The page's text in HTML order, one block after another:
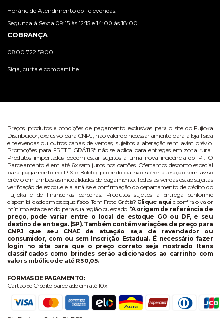
Horário de Atendimento do Televendas:
Segunda à Sexta 09:15 às 12:15 e 14:00 às 18:00
COBRANÇA
0800.722.5900
Siga, curta e compartilhe
Preços, produtos e condições de pagamento exclusivas para o site do Fujioka
Distribuidor, exclusivo para CNPJ, não valendo necessariamente para a loja física
e televendas ou outros canais de vendas, sujeitos à alteração sem aviso prévio.
Promoções para FRETE GRÁTIS* não se aplica para entregas em zona rural.
Produtos importados podem estar sujeitos a uma nova incidência do IPI. O
Parcelamento é em até 6x sem juros nos cartões. Ofertamos desconto especial
para pagamento no PIX e Boleto, podendo ou não sofrer alteração sem aviso
prévio em ambas as modalidades de pagamento. Todas as vendas estão sujeitas
verificação de estoque e a análise e confirmação do departamento de crédito do
Fujioka e de financeiras parceiras. Produtos sujeitos a entrega conforme
disponibilidade em estoque físico. Tem Frete Grátis? Clique aqui e confira o valor
mínimo estabelecido para sua região ou estado. *A origem de referência de
preço, pode variar entre o local de estoque GO ou DF, e seu
destino de entrega. (SP). Também contém variações de preço para
CNPJ que seu CNAE de atuação seja de revendedor ou
consumidor, com ou sem Inscrição Estadual. É necessário fazer
login no site para que o preço correto seja mostrado. Itens
classificados como brindes serão adicionados ao carrinho com
valor simbólico de até R$ 0,05.
FORMAS DE PAGAMENTO:
Cartão de Crédito parcelado em até 10x